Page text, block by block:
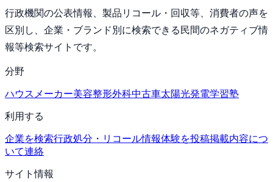
行政機関の公表情報、製品リコール・回収等、消費者の声を
区別し、企業・ブランド別に検索できる民間のネガティブ情
報等検索サイトです。
分野
ハウスメーカー美容整形外科中古車太陽光発電学習塾
利用する
企業を検索行政処分・リコール情報体験を投稿掲載内容につ
いて連絡
サイト情報